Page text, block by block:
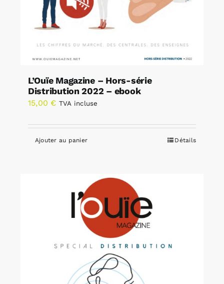
L’Ouïe Magazine – Hors-série
Distribution 2022 – ebook
15,00 € TVA incluse
Ajouter au panier Détails